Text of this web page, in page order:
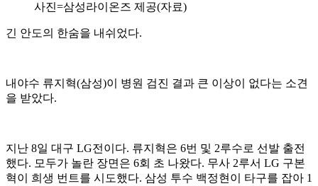
사진=삼성라이온즈 제공(자료)
긴 안도의 한숨을 내쉬었다.
내야수 류지혁(삼성)이 병원 검진 결과 큰 이상이 없다는 소견
을 받았다.
지난 8일 대구 LG전이다. 류지혁은 6번 및 2루수로 선발 출전
했다. 모두가 놀란 장면은 6회 초 나왔다. 무사 2루서 LG 구본
혁이 희생 번트를 시도했다. 삼성 투수 백정현이 타구를 잡아 1